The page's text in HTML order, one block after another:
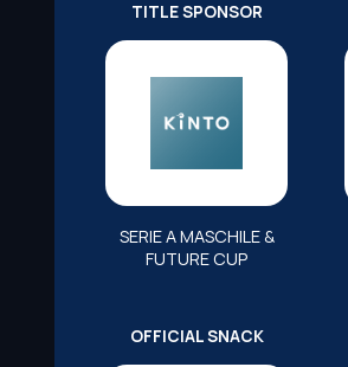
TITLE SPONSOR
SERIE A MASCHILE &
FUTURE CUP
OFFICIAL SNACK